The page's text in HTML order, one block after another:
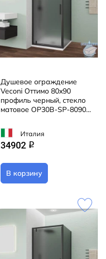
Душевое ограждение
Veconi Оттимо 80x90
профиль черный, стекло
матовое OP30B-SP-8090-
Италия
34902 q
В корзину